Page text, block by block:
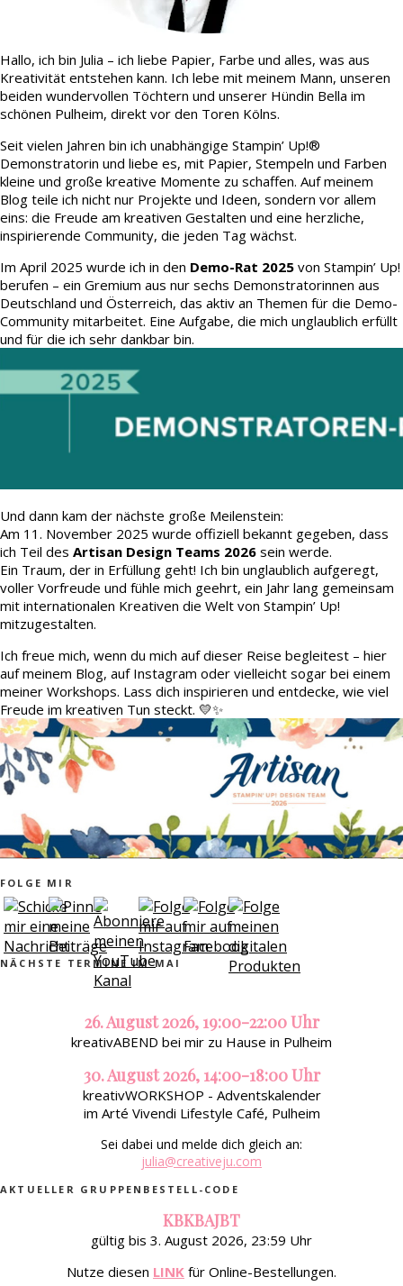
Hallo, ich bin Julia – ich liebe Papier, Farbe und alles, was aus
Kreativität entstehen kann. Ich lebe mit meinem Mann, unseren
beiden wundervollen Töchtern und unserer Hündin Bella im
schönen Pulheim, direkt vor den Toren Kölns.
Seit vielen Jahren bin ich unabhängige Stampin’ Up!®
Demonstratorin und liebe es, mit Papier, Stempeln und Farben
kleine und große kreative Momente zu schaffen. Auf meinem
Blog teile ich nicht nur Projekte und Ideen, sondern vor allem
eins: die Freude am kreativen Gestalten und eine herzliche,
inspirierende Community, die jeden Tag wächst.
Im April 2025 wurde ich in den Demo-Rat 2025 von Stampin’ Up!
berufen – ein Gremium aus nur sechs Demonstratorinnen aus
Deutschland und Österreich, das aktiv an Themen für die Demo-
Community mitarbeitet. Eine Aufgabe, die mich unglaublich erfüllt
und für die ich sehr dankbar bin.
Und dann kam der nächste große Meilenstein:
Am 11. November 2025 wurde offiziell bekannt gegeben, dass
ich Teil des Artisan Design Teams 2026 sein werde.
Ein Traum, der in Erfüllung geht! Ich bin unglaublich aufgeregt,
voller Vorfreude und fühle mich geehrt, ein Jahr lang gemeinsam
mit internationalen Kreativen die Welt von Stampin’ Up!
mitzugestalten.
Ich freue mich, wenn du mich auf dieser Reise begleitest – hier
auf meinem Blog, auf Instagram oder vielleicht sogar bei einem
meiner Workshops. Lass dich inspirieren und entdecke, wie viel
Freude im kreativen Tun steckt. 💛✨
FOLGE MIR
NÄCHSTE TERMINE IM MAI
26. August 2026, 19:00-22:00 Uhr
kreativABEND bei mir zu Hause in Pulheim
30. August 2026, 14:00-18:00 Uhr
kreativWORKSHOP - Adventskalender
im Arté Vivendi Lifestyle Café, Pulheim
Sei dabei und melde dich gleich an:
julia@creativeju.com
AKTUELLER GRUPPENBESTELL-CODE
KBKBAJBT
gültig bis 3. August 2026, 23:59 Uhr
Nutze diesen LINK für Online-Bestellungen.